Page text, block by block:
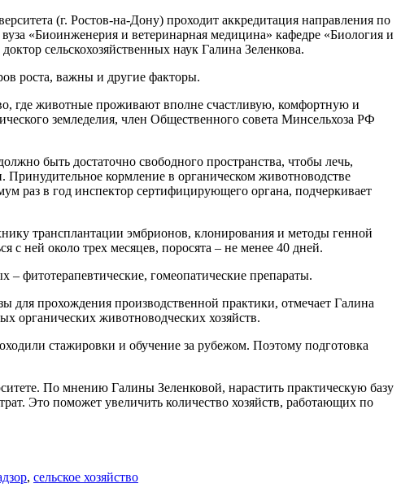
(г. Ростов-на-Дону) проходит аккредитация направления по
«Биоинженерия и ветеринарная медицина» кафедре «Биология и
сельскохозяйственных наук Галина Зеленкова.
роста, важны и другие факторы.
где животные проживают вполне счастливую, комфортную и
земледелия, член Общественного совета Минсельхоза РФ
быть достаточно свободного пространства, чтобы лечь,
Принудительное кормление в органическом животноводстве
раз в год инспектор сертифицирующего органа, подчеркивает
трансплантации эмбрионов, клонирования и методы генной
ней около трех месяцев, поросята – не менее 40 дней.
фитотерапевтические, гомеопатические препараты.
для прохождения производственной практики, отмечает Галина
органических животноводческих хозяйств.
стажировки и обучение за рубежом. Поэтому подготовка
По мнению Галины Зеленковой, нарастить практическую базу
Это поможет увеличить количество хозяйств, работающих по
, сельское хозяйство